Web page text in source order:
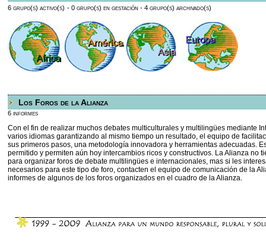
6 grupo(s) activo(s) - 0 grupo(s) en gestación - 4 grupo(s) archivado(s)
Los Foros de la Alianza
6 informes
Con el fin de realizar muchos debates multiculturales y multilingües mediante
varios idiomas garantizando al mismo tiempo un resultado, el equipo de
sus primeros pasos, una metodología innovadora y herramientas adecuadas.
permitido y permiten aún hoy intercambios ricos y constructivos. La Alianza no
para organizar foros de debate multilingües e internacionales, mas si les
necesarios para este tipo de foro, contacten el equipo de comunicación de la
informes de algunos de los foros organizados en el cuadro de la Alianza.